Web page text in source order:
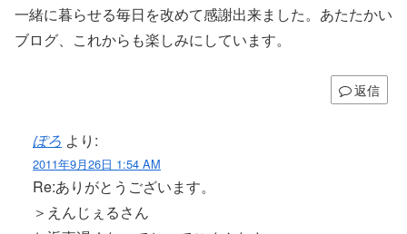
一緒に暮らせる毎日を改めて感謝出来ました。あたたかい
ブログ、これからも楽しみにしています。
返信
ぽろ より:
2011年9月26日 1:54 AM
Re:ありがとうございます。
＞えんじぇるさん